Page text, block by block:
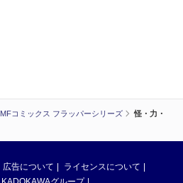
MFコミックス フラッパーシリーズ
怪・力・
広告について
ライセンスについて